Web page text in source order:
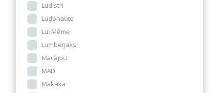
Ludistri
Ludonaute
Lui Même
Lumberjaks
Macajou
MAD
Makaka